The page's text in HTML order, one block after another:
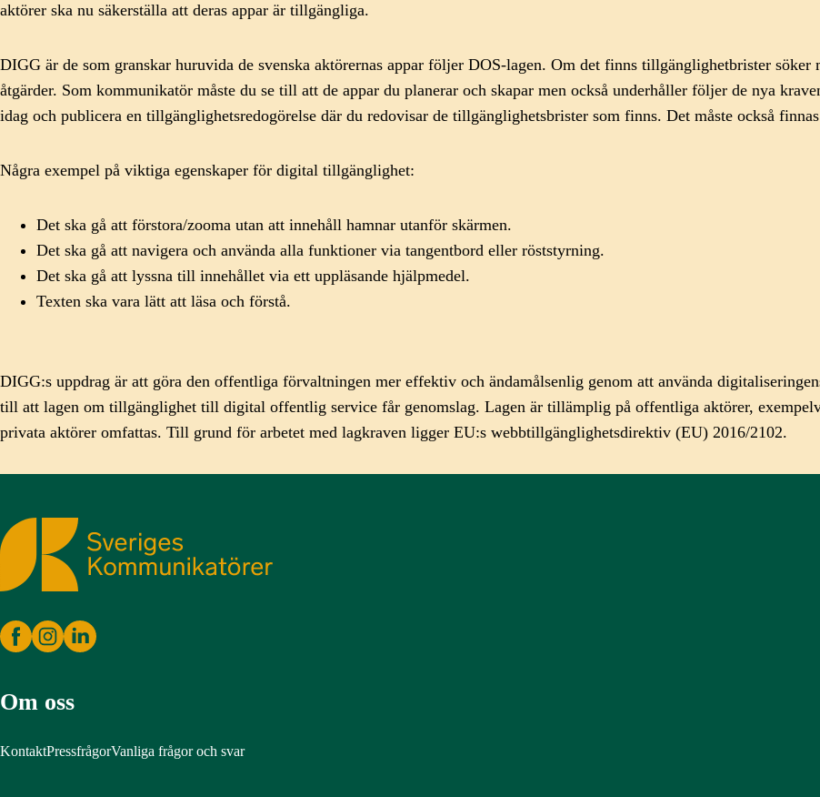
aktörer ska nu säkerställa att deras appar är tillgängliga.
DIGG är de som granskar huruvida de svenska aktörernas appar följer DOS-lagen. Om det finns tillgänglighetbrister
åtgärder. Som kommunikatör måste du se till att de appar du planerar och skapar men också underhåller följer de nya
idag och publicera en tillgänglighetsredogörelse där du redovisar de tillgänglighetsbrister som finns. Det måste också
Några exempel på viktiga egenskaper för digital tillgänglighet:
Det ska gå att förstora/zooma utan att innehåll hamnar utanför skärmen.
Det ska gå att navigera och använda alla funktioner via tangentbord eller röststyrning.
Det ska gå att lyssna till innehållet via ett uppläsande hjälpmedel.
Texten ska vara lätt att läsa och förstå.
DIGG:s uppdrag är att göra den offentliga förvaltningen mer effektiv och ändamålsenlig genom att använda
till att lagen om tillgänglighet till digital offentlig service får genomslag. Lagen är tillämplig på offentliga aktörer,
privata aktörer omfattas. Till grund för arbetet med lagkraven ligger EU:s webbtillgänglighetsdirektiv (EU) 2016/2102.
Sveriges Kommunikatörer
Om oss
KontaktPressfrågorVanliga frågor och svar